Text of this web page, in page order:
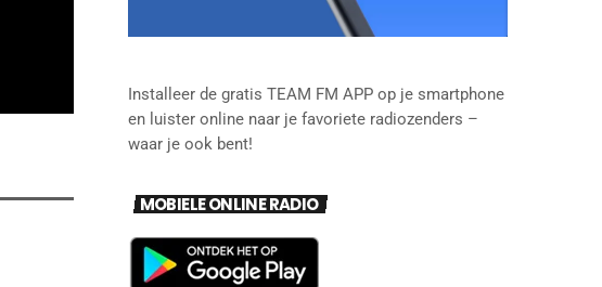
Installeer de gratis TEAM FM APP op je smartphone
en luister online naar je favoriete radiozenders –
waar je ook bent!
MOBIELE ONLINE RADIO